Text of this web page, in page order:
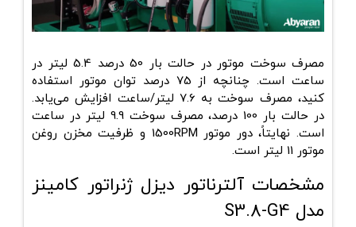
مصرف سوخت موتور در حالت بار 50 درصد 5.4 لیتر در
ساعت است. چنانچه از 75 درصد توان موتور استفاده
کنید، مصرف سوخت به 7.6 لیتر/ساعت افزایش می‌یابد.
در حالت بار 100 درصد، مصرف سوخت 9.9 لیتر در ساعت
است. نهایتاً، دور موتور 1500RPM و ظرفیت مخزن روغن
موتور 11 لیتر است.
مشخصات آلترناتور دیزل ژنراتور کامینز
مدل S3.8-G4